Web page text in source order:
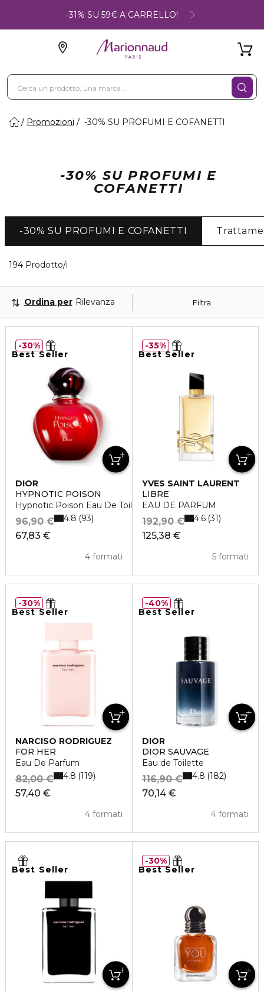
-31% SU 59€ A CARRELLO!
Promozioni -30% SU PROFUMI E COFANETTI
-30% SU PROFUMI E
COFANETTI
-30% SU PROFUMI E COFANETTI
194 Prodotto/i
Filtra
Ordina per Rilevanza
Best Seller
DIOR
HYPNOTIC POISON
Hypnotic Poison Eau De Toilette
67,83 €
96,90 €
4 formati
4.8 93
30%
Best Seller
YVES SAINT LAURENT
LIBRE
EAU DE PARFUM
125,38 €
192,90 €
5 formati
4.6 31
35%
Best Seller
NARCISO RODRIGUEZ
FOR HER
Eau De Parfum
57,40 €
82,00 €
4 formati
4.8 119
30%
Best Seller
DIOR
DIOR SAUVAGE
Eau de Toilette
70,14 €
116,90 €
4 formati
4.8 182
40%
Best Seller Best Seller
30%